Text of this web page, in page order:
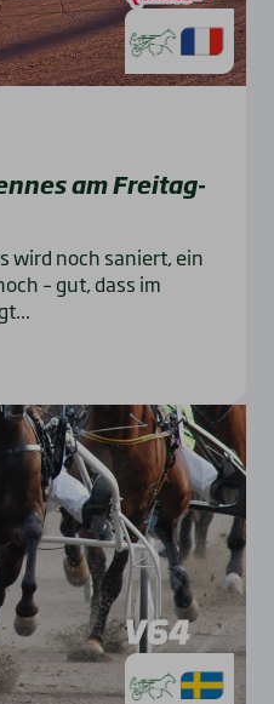
am Frei­tag­
wird noch saniert, ein
– gut, dass im